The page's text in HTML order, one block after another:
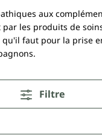
aux
les produits de
faut pour la prise
Filtre